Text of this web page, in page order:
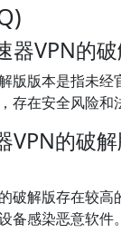
器VPN的
版版本是指未经
存在安全风险和
VPN的破
破解版存在较高
备感染恶意软件。